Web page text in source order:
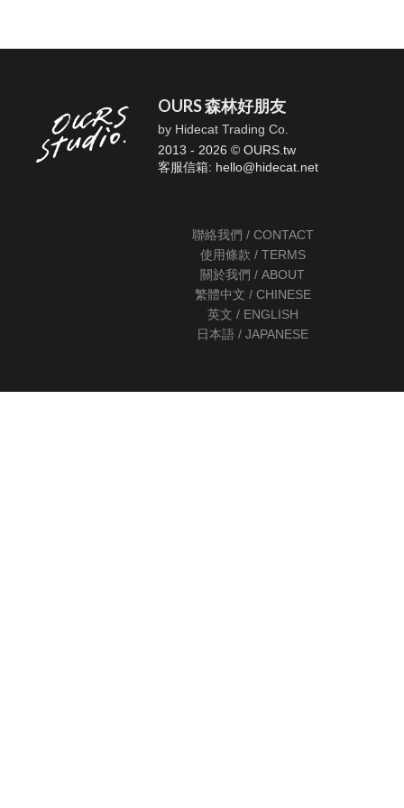
OURS 森林好朋友
by Hidecat Trading Co.
2013 - 2026 © OURS.tw
客服信箱: hello@hidecat.net
聯絡我們 / CONTACT
使用條款 / TERMS
關於我們 / ABOUT
繁體中文 / CHINESE
英文 / ENGLISH
日本語 / JAPANESE